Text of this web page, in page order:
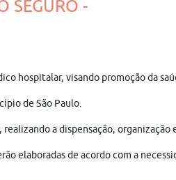
SEGURO -
hospitalar, visando promoção da
de São Paulo.
a dispensação,
elaboradas de acordo com a